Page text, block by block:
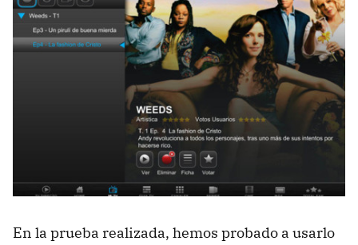
En la prueba realizada, hemos probado a usarlo